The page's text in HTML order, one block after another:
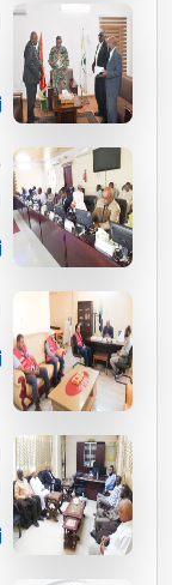
منذ
منذ
وفد
منذ
رئيس
والبر...
منذ